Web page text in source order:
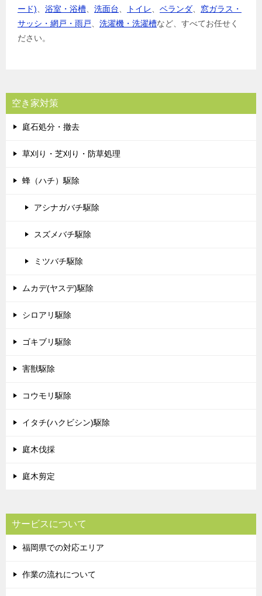
ード)、 浴室・浴槽、 洗面台、 トイレ、 ベランダ、 窓ガラス・
サッシ・網戸・雨戸、 洗濯機・洗濯槽など、すべてお任せく
ださい。
空き家対策
庭石処分・撤去
草刈り・芝刈り・防草処理
蜂（ハチ）駆除
アシナガバチ駆除
スズメバチ駆除
ミツバチ駆除
ムカデ(ヤスデ)駆除
シロアリ駆除
ゴキブリ駆除
害獣駆除
コウモリ駆除
イタチ(ハクビシン)駆除
庭木伐採
庭木剪定
サービスについて
福岡県での対応エリア
作業の流れについて